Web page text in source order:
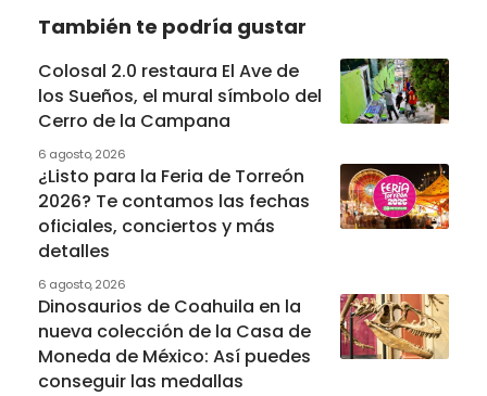
También te podría gustar
Colosal 2.0 restaura El Ave de
los Sueños, el mural símbolo del
Cerro de la Campana
6 agosto, 2026
¿Listo para la Feria de Torreón
2026? Te contamos las fechas
oficiales, conciertos y más
detalles
6 agosto, 2026
Dinosaurios de Coahuila en la
nueva colección de la Casa de
Moneda de México: Así puedes
conseguir las medallas